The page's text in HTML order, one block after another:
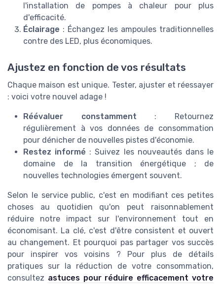
l'installation de pompes à chaleur pour plus
d'efficacité.
Éclairage : Échangez les ampoules traditionnelles
contre des LED, plus économiques.
Ajustez en fonction de vos résultats
Chaque maison est unique. Tester, ajuster et réessayer
: voici votre nouvel adage !
Réévaluer constamment : Retournez
régulièrement à vos données de consommation
pour dénicher de nouvelles pistes d'économie.
Restez informé : Suivez les nouveautés dans le
domaine de la transition énergétique ; de
nouvelles technologies émergent souvent.
Selon le service public, c'est en modifiant ces petites
choses au quotidien qu'on peut raisonnablement
réduire notre impact sur l'environnement tout en
économisant. La clé, c'est d'être consistent et ouvert
au changement. Et pourquoi pas partager vos succès
pour inspirer vos voisins ? Pour plus de détails
pratiques sur la réduction de votre consommation,
consultez astuces pour réduire efficacement votre